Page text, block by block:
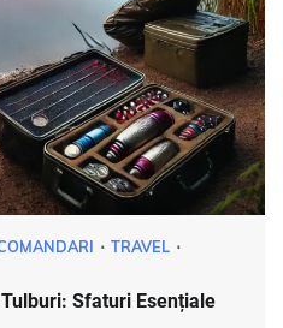
TRAVEL
Sfaturi Esențiale